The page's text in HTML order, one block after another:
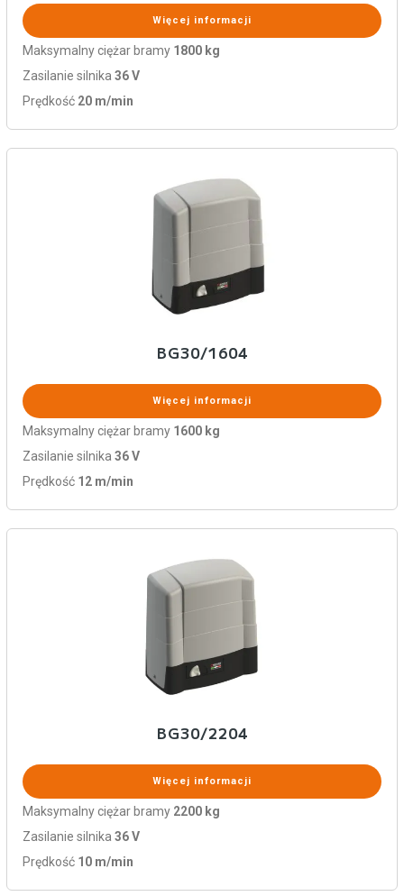
Więcej informacji
Maksymalny ciężar bramy 1800 kg
Zasilanie silnika 36 V
Prędkość 20 m/min
BG30/1604
Więcej informacji
Maksymalny ciężar bramy 1600 kg
Zasilanie silnika 36 V
Prędkość 12 m/min
BG30/2204
Więcej informacji
Maksymalny ciężar bramy 2200 kg
Zasilanie silnika 36 V
Prędkość 10 m/min